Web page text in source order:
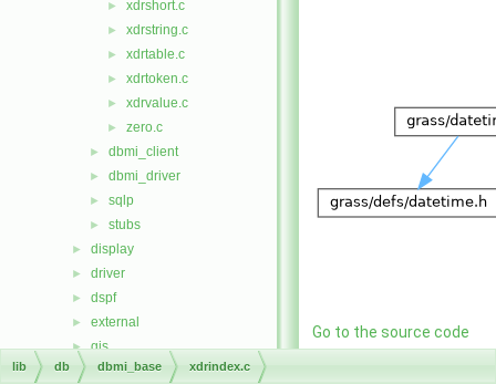
► xdrshort.c
► xdrstring.c
► xdrtable.c
► xdrtoken.c
► xdrvalue.c
► zero.c
► dbmi_client
► dbmi_driver
► sqlp
► stubs
► display
► driver
► dspf
► external
► gis
► gmath
Go to the source code
lib db dbmi_base xdrindex.c